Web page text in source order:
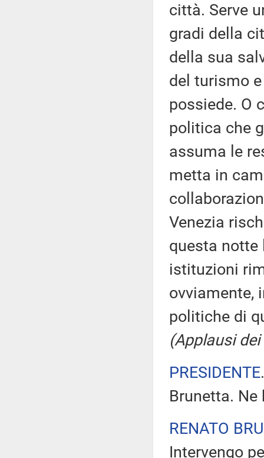
città. Serve
gradi della
della sua
del turismo
possiede. O
politica che
assuma le
metta in
Venezia
questa notte
istituzioni
ovviamente,
politiche di
(Applausi
PRESIDENTE
Brunetta.
RENATO
Intervengo